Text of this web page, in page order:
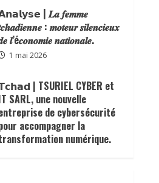
𝗧𝗰𝗵𝗮𝗱 | TSURIEL CYBER et
SARL, une nouvelle
de cybersécurité
accompagner la
numérique.
| la commune du6ᵉ
lance une
de dégagement des
pour fluidifier la